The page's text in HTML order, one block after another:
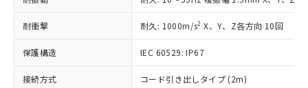
耐衝撃 耐久: 1000m/s2 X、Y、Z各方向 10回
保護構造 IEC 60529: IP67
接続方式 コード引き出しタイプ (2m)
覧された時点での実際の在庫および標
準価格とは異なる場合があることをご
正式な納期状況および標準価格はお客
様のお取引先、またはお客様担当のオ
鉛(Pb) 1000ppm以下、 水銀(Hg) 1000ppm以下、 カド
ミウム(Cd) 100ppm以下、
六価クロム(Cr(Ⅵ)) 1000ppm以下、ポリ臭化ビフェニル
ル) (DEHP)(別名：DOP) 1000ppm以下、フタル酸ブチ
ルベンジル（BBP） 1000ppm以下、フタル酸ジブチル
（DBP） 1000ppm以下、フタル酸ジイソブチル
Cr(Ⅵ)(六価クロム) : 1000ppm、 PBBs(ポリ臭化ビフェ
ニル類) : 1000ppm、 PBDEs(ポリ臭化ジフェニルエーテ
ル類) : 1000ppm、
DBP(フタル酸ジブチル) : 1000ppm、 DIBP(フタル酸ジ
イソブチル) : 1000ppm、 BBP(フタル酸ブチルベンジ
国政府の輸出許可(または役務取引許
可)を取得するなどの必要な手続きを
当社は規制貨物を破棄する場合は、完
全に破砕するなど、違法に輸出されな
いよう必要な手段を講じます。
一定数以上の在庫あり
一定数には満たないが在庫あり